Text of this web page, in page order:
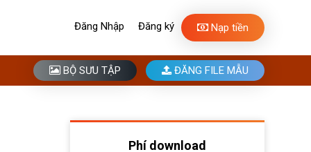
Đăng Nhập Đăng ký Nạp tiền
BỘ SƯU TẬP ĐĂNG FILE MẪU
Phí download